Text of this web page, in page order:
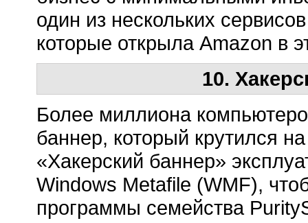
один из нескольких
которые открыла Amazon в
10.
Более миллиона
баннер, который крутился
«Хакерский баннер»
Windows Metafile (WMF),
программы семейства